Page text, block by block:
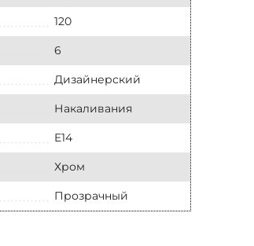
120
6
Дизайнерский
Накаливания
E14
Хром
Прозрачный